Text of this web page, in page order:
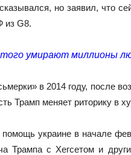
но заявил, что
из G8.
умирают миллионы
в 2014 году, после
Трамп меняет риторику в
украине в начале
Трампа с Хегсетом и